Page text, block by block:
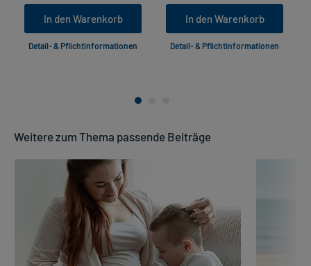
In den Warenkorb
Detail- & Pflichtinformationen
In den Warenkorb
Detail- & Pflichtinformationen
Weitere zum Thema passende Beiträge